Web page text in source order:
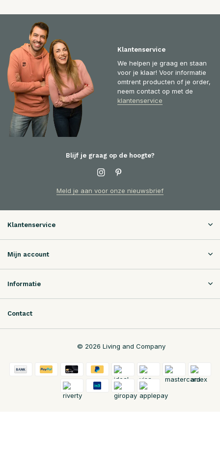
Klantenservice
We helpen je graag en staan
voor je klaar! Voor informatie
omtrent producten of je order,
neem contact op met de
klantenservice
Blijf je graag op de hoogte?
Meld je aan voor onze nieuwsbrief
Klantenservice
Mijn account
Informatie
Contact
© 2026 Living and Company